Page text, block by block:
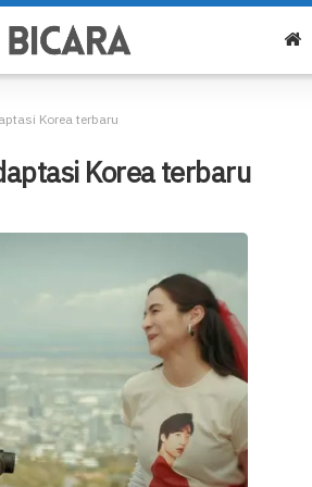
Korea terbaru
Korea terbaru